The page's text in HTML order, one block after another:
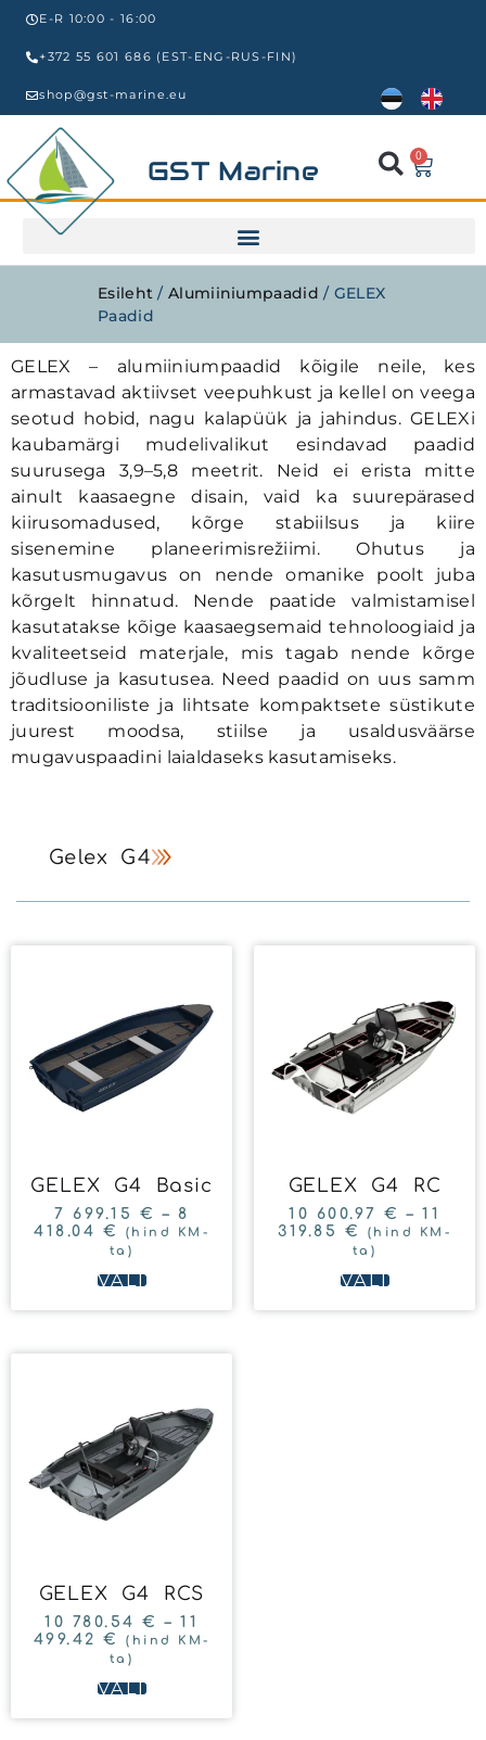
E-R 10:00 - 16:00
+372 55 601 686 (EST-ENG-RUS-FIN)
shop@gst-marine.eu
GST Marine 0
Esileht /Alumiiniumpaadid / GELEX
Paadid
GELEX – alumiiniumpaadid kõigile neile, kes
armastavad aktiivset veepuhkust ja kellel on veega
seotud hobid, nagu kalapüük ja jahindus. GELEXi
kaubamärgi mudelivalikut esindavad paadid
suurusega 3,9–5,8 meetrit. Neid ei erista mitte
ainult kaasaegne disain, vaid ka suurepärased
kiirusomadused, kõrge stabiilsus ja kiire
sisenemine planeerimisrežiimi. Ohutus ja
kasutusmugavus on nende omanike poolt juba
kõrgelt hinnatud. Nende paatide valmistamisel
kasutatakse kõige kaasaegsemaid tehnoloogiaid ja
kvaliteetseid materjale, mis tagab nende kõrge
jõudluse ja kasutusea. Need paadid on uus samm
traditsiooniliste ja lihtsate kompaktsete süstikute
juurest moodsa, stiilse ja usaldusväärse
mugavuspaadini laialdaseks kasutamiseks.
Gelex G4
GELEX G4 Basic
7 699.15 € – 8
418.04 €
(hind KM-
ta)
VALI
GELEX G4 RC
10 600.97 € – 11
319.85 €
(hind KM-
ta)
VALI
GELEX G4 RCS
10 780.54 € – 11
499.42 €
(hind KM-
ta)
VALI